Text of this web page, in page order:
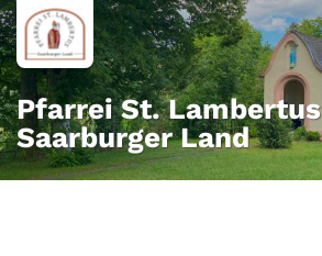
Zum Inhalt springen
Pfarrei St. Lambertus
Saarburger Land